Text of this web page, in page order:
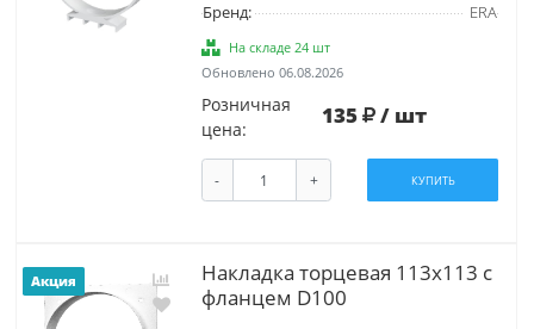
Бренд:
ERA
На складе 24 шт
Обновлено 06.08.2026
Розничная
цена:
135 / шт
- + КУПИТЬ
Акция
Накладка торцевая 113х113 с
фланцем D100